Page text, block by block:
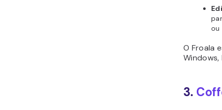
ou
O Froala
Windows,
3.